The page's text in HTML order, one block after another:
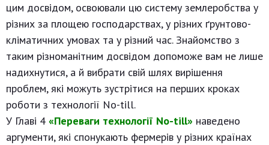
цим досвідом, освоювали цю систему землеробства у
різних за площею господарствах, у різних ґрунтово-
кліматичних умовах та у різний час. Знайомство з
таким різноманітним досвідом допоможе вам не лише
надихнутися, а й вибрати свій шлях вирішення
проблем, які можуть зустрітися на перших кроках
роботи з технології No-till.
У Главі 4 «Переваги технології No-till» наведено
аргументи, які спонукають фермерів у різних країнах